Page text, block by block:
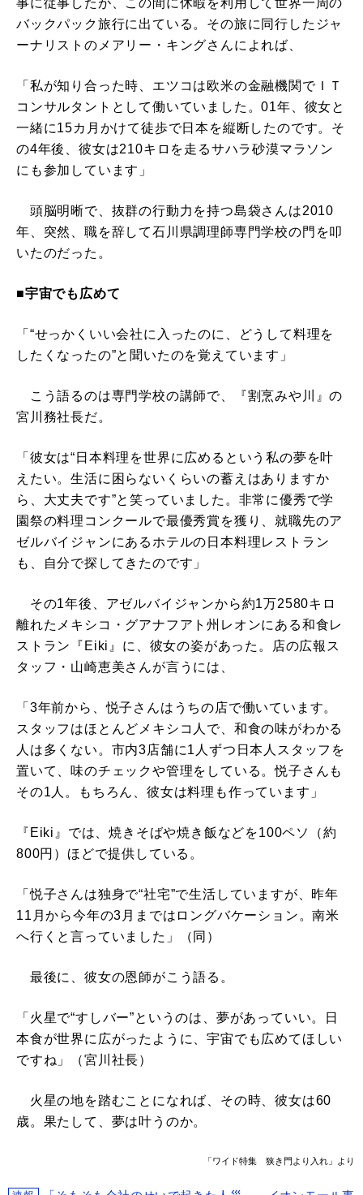
事に従事したが、この間に休暇を利用して世界一周の
バックパック旅行に出ている。その旅に同行したジャ
ーナリストのメアリー・キングさんによれば、
「私が知り合った時、エツコは欧米の金融機関でＩＴ
コンサルタントとして働いていました。01年、彼女と
一緒に15カ月かけて徒歩で日本を縦断したのです。そ
の4年後、彼女は210キロを走るサハラ砂漠マラソン
にも参加しています」
頭脳明晰で、抜群の行動力を持つ島袋さんは2010
年、突然、職を辞して石川県調理師専門学校の門を叩
いたのだった。
■宇宙でも広めて
「“せっかくいい会社に入ったのに、どうして料理を
したくなったの”と聞いたのを覚えています」
こう語るのは専門学校の講師で、『割烹みや川』の
宮川務社長だ。
「彼女は“日本料理を世界に広めるという私の夢を叶
えたい。生活に困らないくらいの蓄えはありますか
ら、大丈夫です”と笑っていました。非常に優秀で学
園祭の料理コンクールで最優秀賞を獲り、就職先のア
ゼルバイジャンにあるホテルの日本料理レストラン
も、自分で探してきたのです」
その1年後、アゼルバイジャンから約1万2580キロ
離れたメキシコ・グアナフアト州レオンにある和食レ
ストラン『Eiki』に、彼女の姿があった。店の広報ス
タッフ・山崎恵美さんが言うには、
「3年前から、悦子さんはうちの店で働いています。
スタッフはほとんどメキシコ人で、和食の味がわかる
人は多くない。市内3店舗に1人ずつ日本人スタッフを
置いて、味のチェックや管理をしている。悦子さんも
その1人。もちろん、彼女は料理も作っています」
『Eiki』では、焼きそばや焼き飯などを100ペソ（約
800円）ほどで提供している。
「悦子さんは独身で“社宅”で生活していますが、昨年
11月から今年の3月まではロングバケーション。南米
へ行くと言っていました」（同）
最後に、彼女の恩師がこう語る。
「火星で“すしバー”というのは、夢があっていい。日
本食が世界に広がったように、宇宙でも広めてほしい
ですね」（宮川社長）
火星の地を踏むことになれば、その時、彼女は60
歳。果たして、夢は叶うのか。
「ワイド特集 狭き門より入れ」より